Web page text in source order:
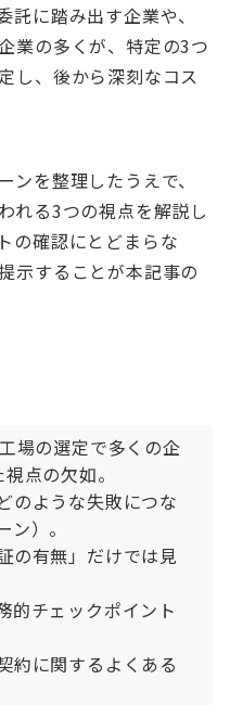
託に踏み出す企業や、
業の多くが、特定の3つ
し、後から深刻なコス
を整理したうえで、
れる3つの視点を解説し
の確認にとどまらな
示することが本記事の
場の選定で多くの企
点の欠如。
のような失敗につな
）。
の有無」だけでは見
的チェックポイント
約に関するよくある